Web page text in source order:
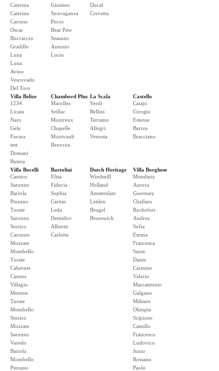
Caterina
Caterina
Carruso
Oscar
Boccaccio
Gradillo
Luna
Luna
Avino
Vescovado
Del Toro
Giustino
Stravaganza
Pecos
Bear Paw
Seasons
Antonio
Lucio
Ducal
Cervetta
Villa Belize
1234
Licata
Naro
Gela
Favara
test
Domani
Butera
Chambord Plus
Marolles
Seillac
Montreux
Chapelle
Montvault
Beuvron
La Scala
Verdi
Bellini
Terramo
Allegri
Venosta
Castello
Catajo
Girogio
Estense
Barrea
Bracciano
Villa Bocelli
Cantico
Saronno
Bariola
Pinzano
Turate
Saronno
Storico
Caronno
Mozzate
Mombello
Turate
Cabernet
Cannes
Villagio
Menton
Turate
Mombello
Storico
Mozzate
Saronno
Varedo
Bariola
Mombello
Pinzano
Bartolini
Elisa
Fiducia
Sophia
Caritas
Leda
Demidov
Albertti
Carlotta
Dutch Heritage
Windmill
Holland
Amsterdam
Leiden
Brugel
Brunswick
Villa Borghese
Mondariz
Aurora
Guernsey
Challans
Rochefort
Andrea
Sofia
Emma
Francesca
Sante
Dante
Carmine
Valerio
Marcantonio
Galgano
Militare
Olimpia
Scipione
Camillo
Francesco
Ludovico
Junio
Rossano
Paolo